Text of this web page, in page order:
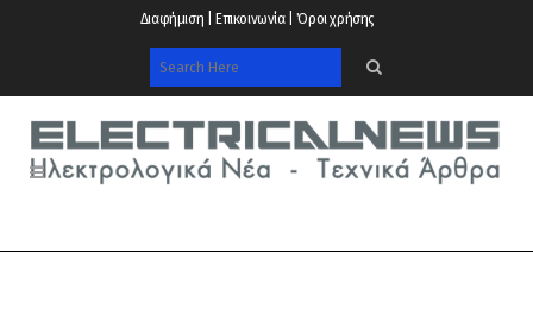
Διαφήμιση | Επικοινωνία | Όροι χρήσης